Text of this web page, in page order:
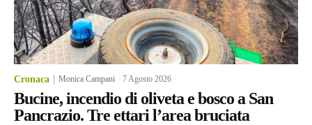
Cronaca Monica Campani -7 Agosto 2026
Bucine, incendio di oliveta e bosco a San
Pancrazio. Tre ettari l’area bruciata